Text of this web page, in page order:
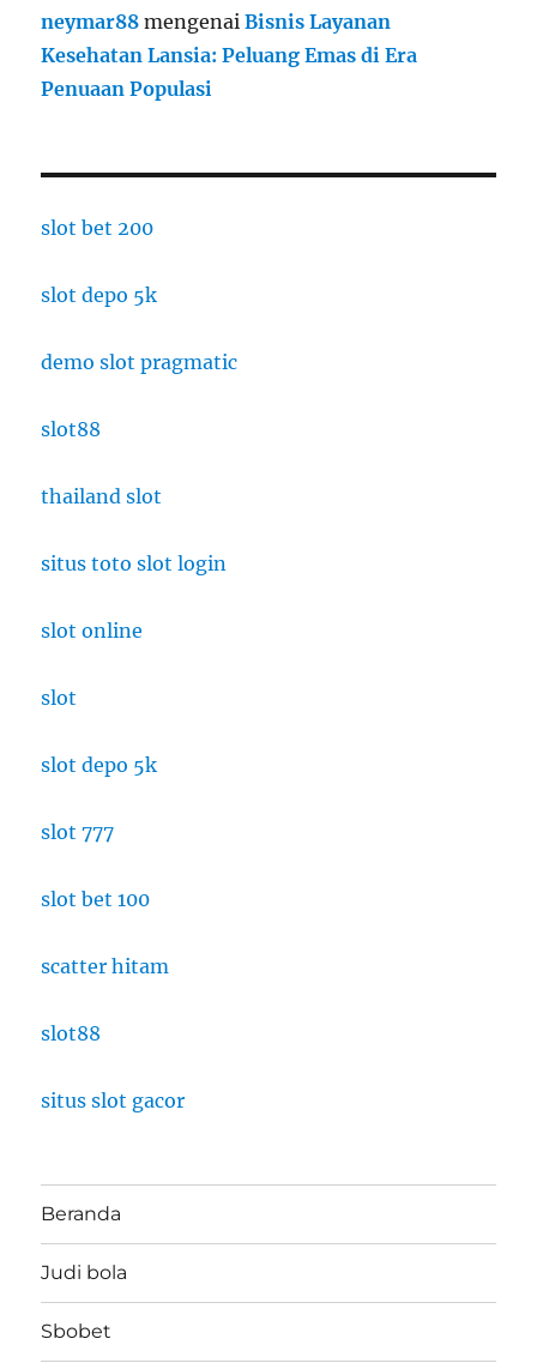
neymar88 mengenaiBisnis Layanan
Kesehatan Lansia: Peluang Emas di Era
Penuaan Populasi
slot bet 200
slot depo 5k
demo slot pragmatic
slot88
thailand slot
situs toto slot login
slot online
slot
slot depo 5k
slot 777
slot bet 100
scatter hitam
slot88
situs slot gacor
Beranda
Judi bola
Sbobet